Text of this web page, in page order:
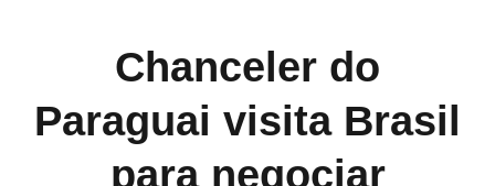
Chanceler do
Paraguai visita Brasil
para negociar